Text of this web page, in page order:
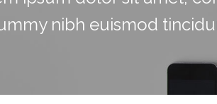
nibh euismod